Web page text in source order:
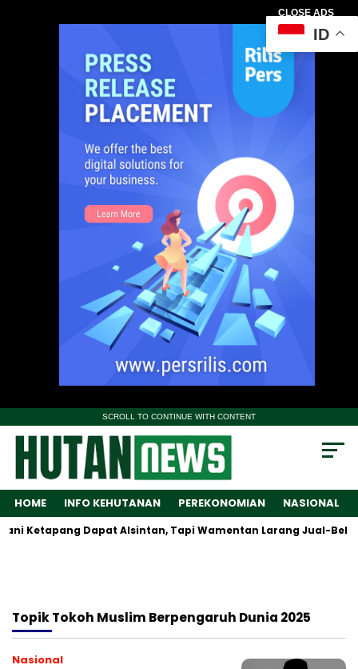
CLOSE ADS
SCROLL TO CONTINUE WITH CONTENT
HOME INFO KEHUTANAN PEREKONOMIAN NASIONAL
Ketapang Dapat Alsintan, Tapi Wamentan Larang Jual-Beli
TopikTokoh Muslim Berpengaruh Dunia 2025
Nasional
ID